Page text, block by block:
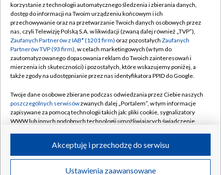
TVP
Abonament TVP
Emisja w TVP
Centrum informacji TVP
Naziemna Telewizja Cyfrowa
Rada Programowa
System NOS
Informacje o nadawcy
Program dla prasy
Regulamin TVP
Polityka prywatności
Moje zgody
Pomoc
Kontakt
Kanały
©2026 Telewizja Polska S.A. w likwidacji
korzystanie z technologii automatycznego śledzenia i zbierania danych,
dostęp do informacji na Twoim urządzeniu końcowym i ich
przechowywanie oraz na przetwarzanie Twoich danych osobowych przez
nas, czyli Telewizję Polską S.A. w likwidacji (zwaną dalej również „TVP”),
Zaufanych Partnerów z IAB* (1201 firm) oraz pozostałych Zaufanych
Partnerów TVP (93 firm), w celach marketingowych (w tym do
zautomatyzowanego dopasowania reklam do Twoich zainteresowań i
mierzenia ich skuteczności) i pozostałych, które wskazujemy poniżej, a
także zgody na udostępnianie przez nas identyfikatora PPID do Google.
Twoje dane osobowe zbierane podczas odwiedzania przez Ciebie naszych
poszczególnych serwisówzwanych dalej „Portalem”, w tym informacje
zapisywane za pomocą technologii takich jak: pliki cookie, sygnalizatory
WWW lub innych podobnych technologii umożliwiających świadczenie
ruchu w Internecie.
Twoje dane osobowe zbierane podczas odwiedzania przez Ciebie
Ustawienia zaawansowane
Akceptuję i przechodzę do serwisu